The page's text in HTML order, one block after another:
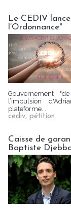
Le CEDIV
l’Ordonnance"
Gouvernement
l’impulsion
plateforme...
cediv, pétition
Caisse de
Baptiste